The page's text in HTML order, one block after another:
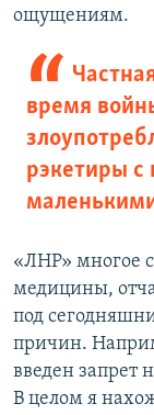
ощущениям.
время
рэкетиры с
«ЛНР» многое
медицины,
под
причин.
введен запрет
В целом я